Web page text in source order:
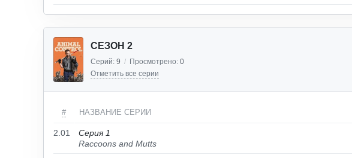
СЕЗОН 2
Серий: 9 / Просмотрено: 0
Отметить все серии
# НАЗВАНИЕ СЕРИИ
2.01
Серия 1
Raccoons and Mutts